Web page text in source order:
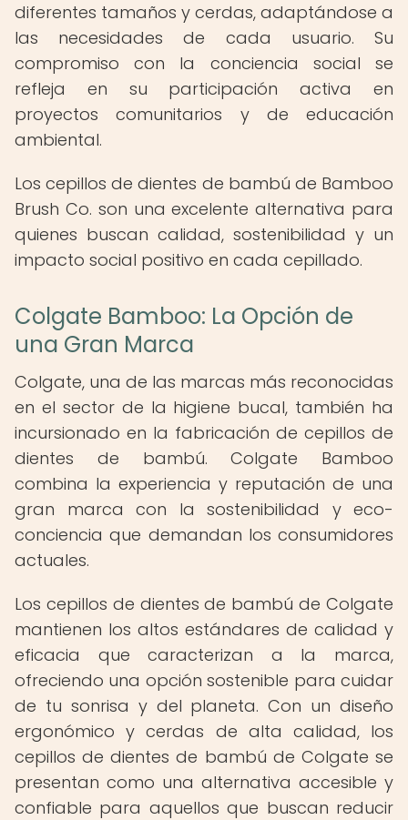
diferentes tamaños y cerdas, adaptándose a
las necesidades de cada usuario. Su
compromiso con la conciencia social se
refleja en su participación activa en
proyectos comunitarios y de educación
ambiental.
Los cepillos de dientes de bambú de Bamboo
Brush Co. son una excelente alternativa para
quienes buscan calidad, sostenibilidad y un
impacto social positivo en cada cepillado.
Colgate Bamboo: La Opción de
una Gran Marca
Colgate, una de las marcas más reconocidas
en el sector de la higiene bucal, también ha
incursionado en la fabricación de cepillos de
dientes de bambú. Colgate Bamboo
combina la experiencia y reputación de una
gran marca con la sostenibilidad y eco-
conciencia que demandan los consumidores
actuales.
Los cepillos de dientes de bambú de Colgate
mantienen los altos estándares de calidad y
eficacia que caracterizan a la marca,
ofreciendo una opción sostenible para cuidar
de tu sonrisa y del planeta. Con un diseño
ergonómico y cerdas de alta calidad, los
cepillos de dientes de bambú de Colgate se
presentan como una alternativa accesible y
confiable para aquellos que buscan reducir